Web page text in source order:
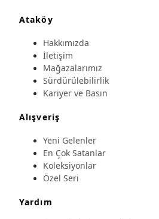
Ataköy
Hakkımızda
İletişim
Mağazalarımız
Sürdürülebilirlik
Kariyer ve Basın
Alışveriş
Yeni Gelenler
En Çok Satanlar
Koleksiyonlar
Özel Seri
Yardım